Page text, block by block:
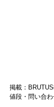
掲載：
値段・問い合わ